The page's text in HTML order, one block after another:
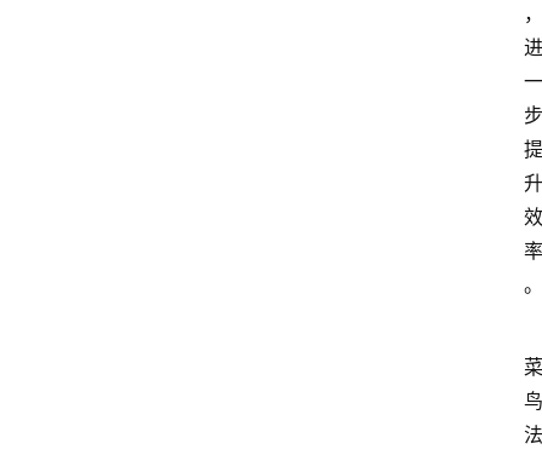
，
进
一
步
提
升
效
率
。
菜
鸟
法